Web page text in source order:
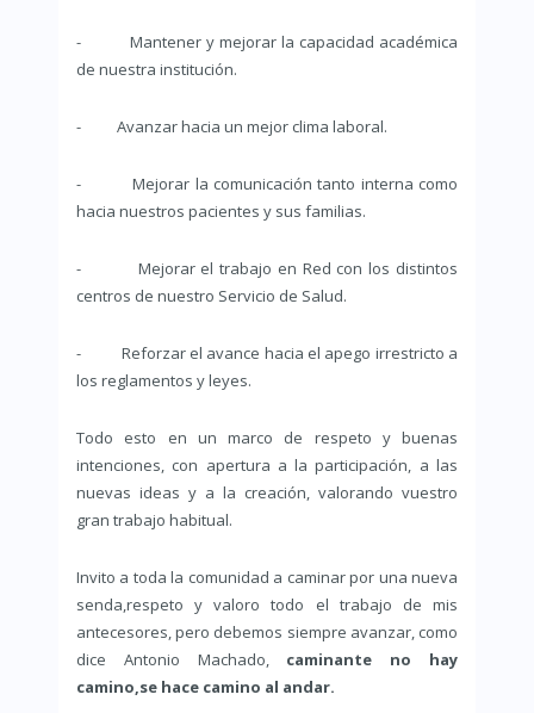
- Mantener y mejorar la capacidad académica
de nuestra institución.
- Avanzar hacia un mejor clima laboral.
- Mejorar la comunicación tanto interna como
hacia nuestros pacientes y sus familias.
- Mejorar el trabajo en Red con los distintos
centros de nuestro Servicio de Salud.
- Reforzar el avance hacia el apego irrestricto a
los reglamentos y leyes.
Todo esto en un marco de respeto y buenas
intenciones, con apertura a la participación, a las
nuevas ideas y a la creación, valorando vuestro
gran trabajo habitual.
Invito a toda la comunidad a caminar por una nueva
senda,respeto y valoro todo el trabajo de mis
antecesores, pero debemos siempre avanzar, como
dice Antonio Machado, caminante no hay
camino,se hace camino al andar.